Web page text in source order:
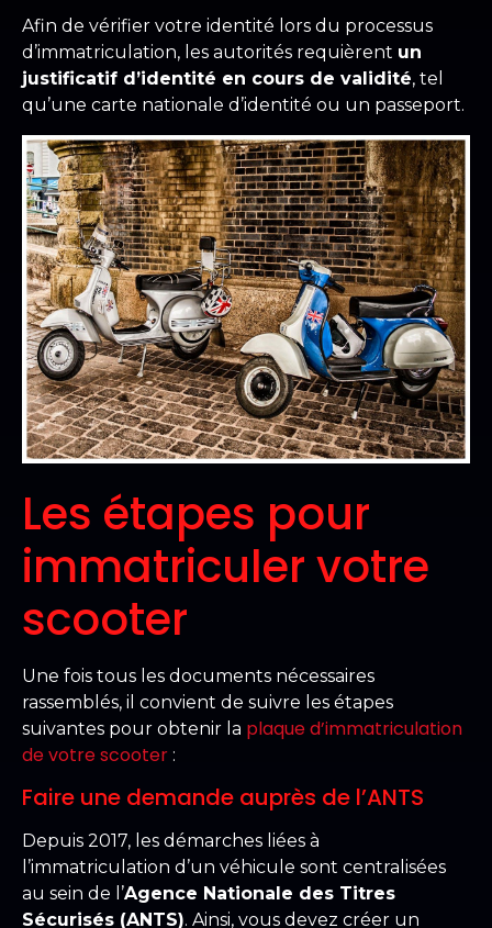
Afin de vérifier votre identité lors du processus
d’immatriculation, les autorités requièrent un
justificatif d’identité en cours de validité, tel
qu’une carte nationale d’identité ou un passeport.
Les étapes pour
immatriculer votre
scooter
Une fois tous les documents nécessaires
rassemblés, il convient de suivre les étapes
suivantes pour obtenir la plaque d’immatriculation
de votre scooter :
Faire une demande auprès de l’ANTS
Depuis 2017, les démarches liées à
l’immatriculation d’un véhicule sont centralisées
au sein de l’Agence Nationale des Titres
Sécurisés (ANTS). Ainsi, vous devez créer un